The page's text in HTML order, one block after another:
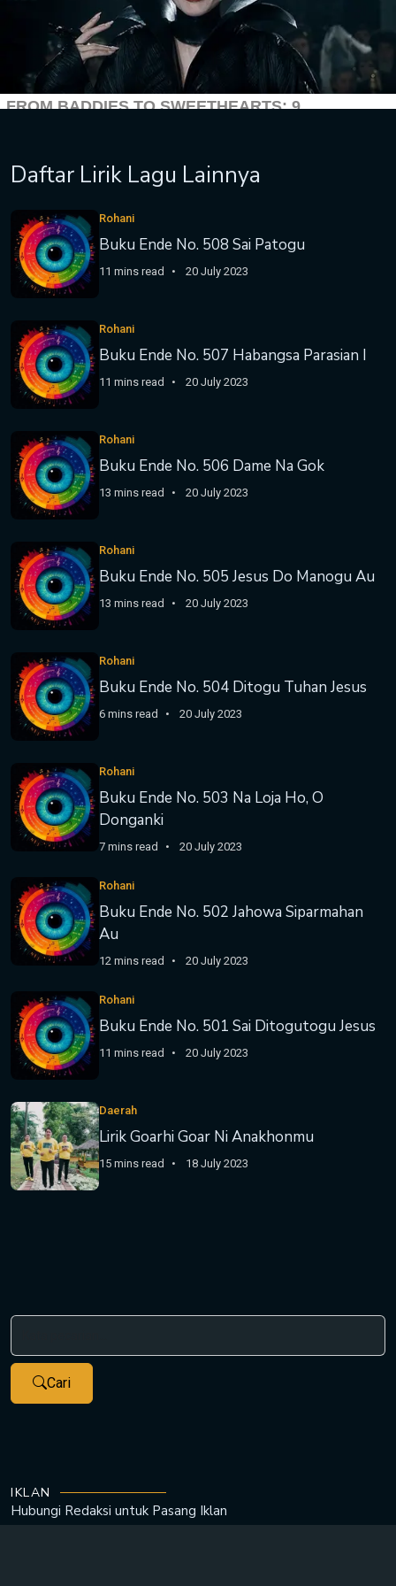
Daftar Lirik Lagu Lainnya
Rohani
Buku Ende No. 508 Sai Patogu
11 mins read 20 July 2023
Rohani
Buku Ende No. 507 Habangsa Parasian I
11 mins read 20 July 2023
Rohani
Buku Ende No. 506 Dame Na Gok
13 mins read 20 July 2023
Rohani
Buku Ende No. 505 Jesus Do Manogu Au
13 mins read 20 July 2023
Rohani
Buku Ende No. 504 Ditogu Tuhan Jesus
6 mins read 20 July 2023
Rohani
Buku Ende No. 503 Na Loja Ho, O
Donganki
7 mins read 20 July 2023
Rohani
Buku Ende No. 502 Jahowa Siparmahan
Au
12 mins read 20 July 2023
Rohani
Buku Ende No. 501 Sai Ditogutogu Jesus
11 mins read 20 July 2023
Daerah
Lirik Goarhi Goar Ni Anakhonmu
15 mins read 18 July 2023
Cari
IKLAN
Hubungi Redaksi untuk Pasang Iklan